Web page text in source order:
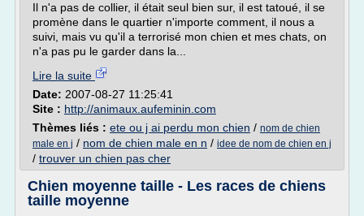
Il n'a pas de collier, il était seul bien sur, il est tatoué, il se
promène dans le quartier n'importe comment, il nous a
suivi, mais vu qu'il a terrorisé mon chien et mes chats, on
n'a pas pu le garder dans la...
Lire la suite
Date: 2007-08-27 11:25:41
Site : http://animaux.aufeminin.com
Thèmes liés : ete ou j ai perdu mon chien / nom de chien
male en j / nom de chien male en n / idee de nom de chien en j
/ trouver un chien pas cher
Chien moyenne taille - Les races de chiens
taille moyenne